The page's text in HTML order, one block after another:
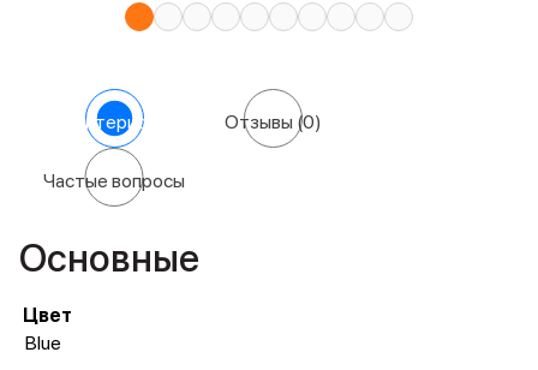
Характеристики Отзывы (0)
Частые вопросы
Основные
Цвет
Blue